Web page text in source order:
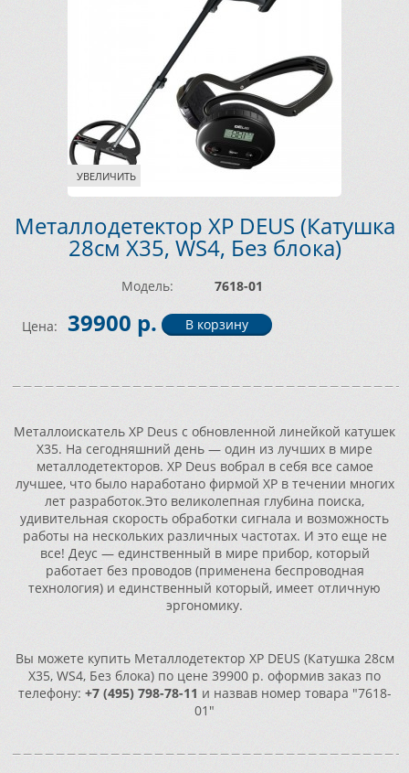
УВЕЛИЧИТЬ
Металлодетектор XP DEUS (Катушка
28см X35, WS4, Без блока)
Модель: 7618-01
Цена: 39900 р.
Металлоискатель XP Deus с обновленной линейкой катушек
X35. На сегодняшний день — один из лучших в мире
металлодетекторов. ХР Deus вобрал в себя все самое
лучшее, что было наработано фирмой ХР в течении многих
лет разработок.Это великолепная глубина поиска,
удивительная скорость обработки сигнала и возможность
работы на нескольких различных частотах. И это еще не
все! Деус — единственный в мире прибор, который
работает без проводов (применена беспроводная
технология) и единственный который, имеет отличную
эргономику.
Вы можете купить Металлодетектор XP DEUS (Катушка 28см
X35, WS4, Без блока) по цене 39900 р. оформив заказ по
телефону: +7 (495) 798-78-11 и назвав номер товара "7618-
01"